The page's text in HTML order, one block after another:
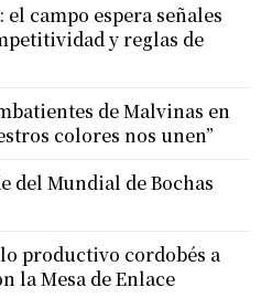
campo espera señales
y reglas de
de Malvinas en
colores nos unen”
del Mundial de Bochas
productivo cordobés a
la Mesa de Enlace